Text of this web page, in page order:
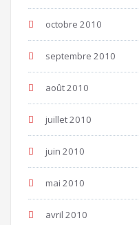
octobre 2010
septembre 2010
août 2010
juillet 2010
juin 2010
mai 2010
avril 2010